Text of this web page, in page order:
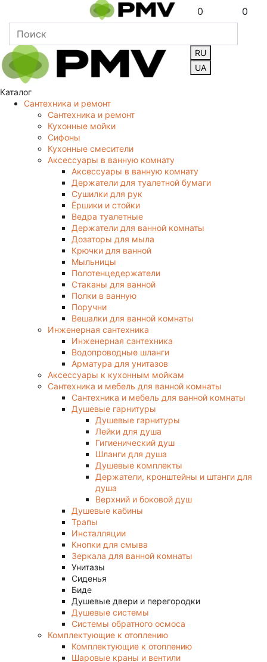
0 0
RU
UA
Каталог
Сантехника и ремонт
Сантехника и ремонт
Кухонные мойки
Сифоны
Кухонные смесители
Аксессуары в ванную комнату
Аксессуары в ванную комнату
Держатели для туалетной бумаги
Сушилки для рук
Ёршики и стойки
Ведра туалетные
Держатели для ванной комнаты
Дозаторы для мыла
Крючки для ванной
Мыльницы
Полотенцедержатели
Стаканы для ванной
Полки в ванную
Поручни
Вешалки для ванной комнаты
Инженерная сантехника
Инженерная сантехника
Водопроводные шланги
Арматура для унитазов
Аксессуары к кухонным мойкам
Сантехника и мебель для ванной комнаты
Сантехника и мебель для ванной комнаты
Душевые гарнитуры
Душевые гарнитуры
Лейки для душа
Гигиенический душ
Шланги для душа
Душевые комплекты
Держатели, кронштейны и штанги для
душа
Верхний и боковой душ
Душевые кабины
Трапы
Инсталляции
Кнопки для смыва
Зеркала для ванной комнаты
Унитазы
Сиденья
Биде
Душевые двери и перегородки
Душевые системы
Системы обратного осмоса
Комплектующие к отоплению
Комплектующие к отоплению
Шаровые краны и вентили